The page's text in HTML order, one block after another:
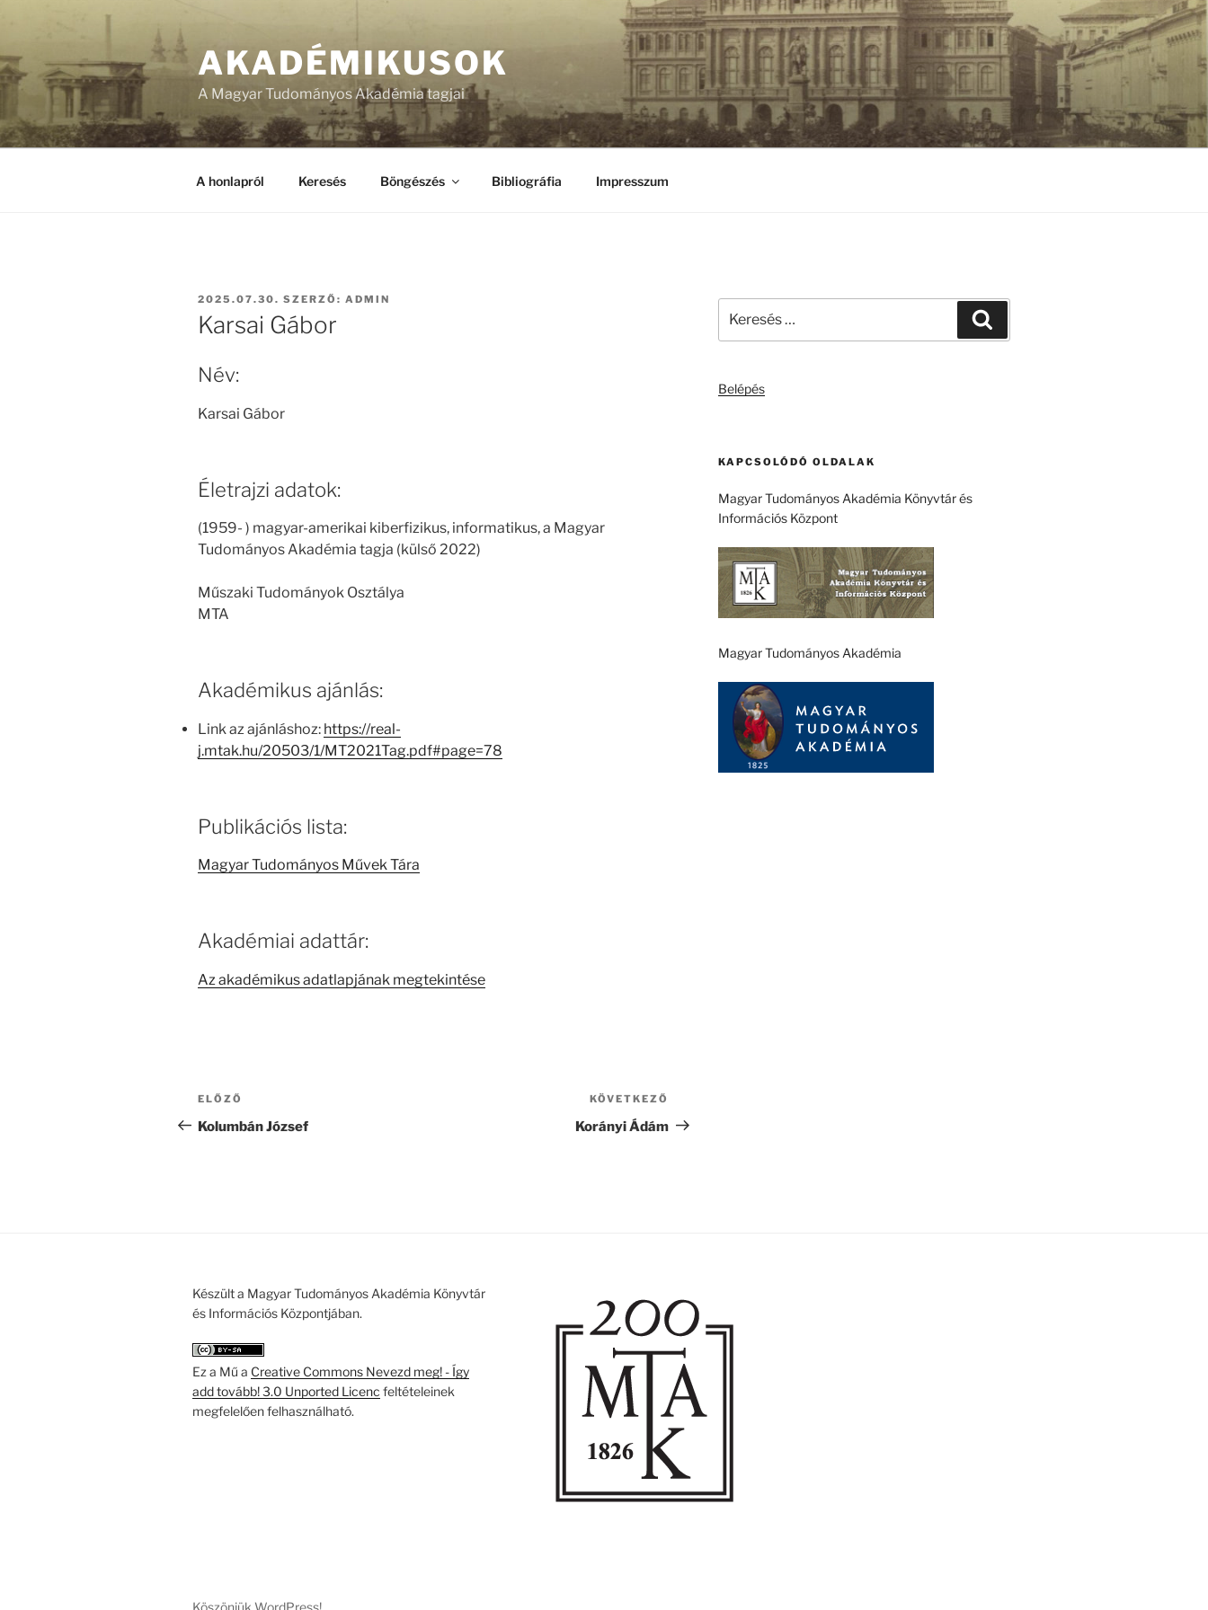
AKADÉMIKUSOK
A Magyar Tudományos Akadémia tagjai
A honlapról Keresés Böngészés Bibliográfia Impresszum
BEKÜLDVE:
2025.07.30. SZERZŐ: ADMIN
Karsai Gábor
Név:
Karsai Gábor
Életrajzi adatok:
(1959- ) magyar-amerikai kiberfizikus, informatikus, a Magyar
Tudományos Akadémia tagja (külső 2022)
Műszaki Tudományok Osztálya
MTA
Akadémikus ajánlás:
Link az ajánláshoz: https://real-
j.mtak.hu/20503/1/MT2021Tag.pdf#page=78
Publikációs lista:
Magyar Tudományos Művek Tára
Akadémiai adattár:
Az akadémikus adatlapjának megtekintése
Bejegyzés
navigáció
Korábbi
bejegyzés
ELŐZŐ
Kolumbán József
bejegyzés
KÖVETKEZŐ
Korányi Ádám
következő
Belépés
KAPCSOLÓDÓ OLDALAK
Magyar Tudományos Akadémia Könyvtár és
Információs Központ
Magyar Tudományos Akadémia
Készült a Magyar Tudományos Akadémia Könyvtár
és Információs Központjában.
Ez a Mű a Creative Commons Nevezd meg! - Így
add tovább! 3.0 Unported Licenc feltételeinek
megfelelően felhasználható.
Köszönjük WordPress!